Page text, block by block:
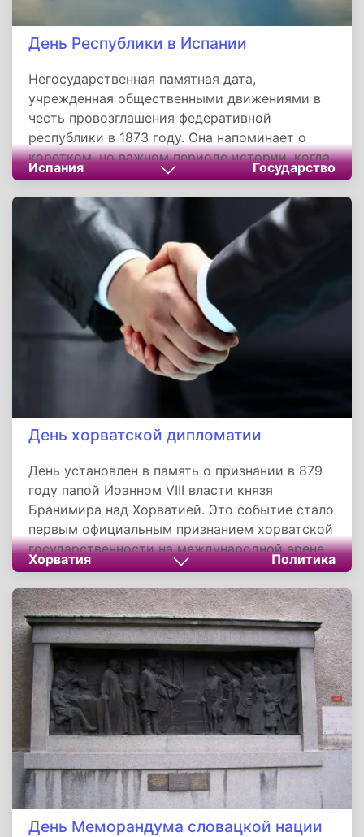
День Республики в Испании
Негосударственная памятная дата,
учрежденная общественными движениями в
честь провозглашения федеративной
республики в 1873 году. Она напоминает о
коротком, но важном периоде истории, когда
Испания пыталась стать демократической
федерацией. Хотя Первая республика пала из-
за внутренних противоречий, ее идеалы
продолжают вдохновлять тех, кто верит в
республиканскую форму правления и
социальное равенство. Этот день служит
мостом между прошлым и настоящим,
напоминая, что путь к демократии требует
единства и компромисса.
Испания Государство
День хорватской дипломатии
День установлен в память о признании в 879
году папой Иоанном VIII власти князя
Бранимира над Хорватией. Это событие стало
первым официальным признанием хорватской
государственности на международной арене.
Праздник подчеркивает важность дипломатии
в истории и современности Хорватии, а
также служит напоминанием о значении
международных отношений для укрепления
суверенитета и развития страны.
Хорватия Политика
День Меморандума словацкой нации